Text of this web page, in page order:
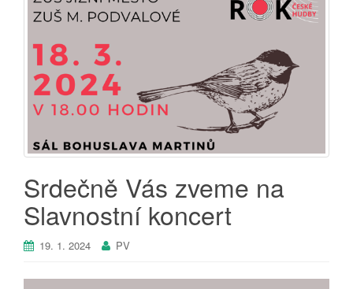
Srdečně Vás zveme na
Slavnostní koncert
19. 1. 2024 PV